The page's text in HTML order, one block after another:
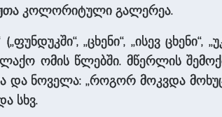
კოლორიტული გალერეა.
„ცხენი“, „ისევ ცხენი“,
ომის წლებში. მწერლის
ნოველა: „როგორ მოკვდა
სხვ.